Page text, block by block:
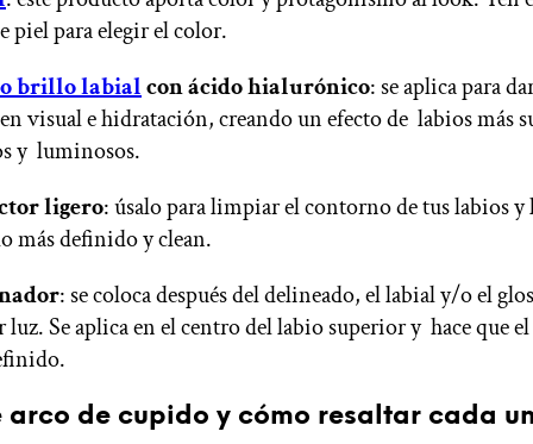
piel para elegir el color.
o brillo labialcon ácido hialurónico: se aplica para
visual e hidratación, creando un efecto de labios más
y luminosos.
ligero: úsalo para limpiar el contorno de tus labios
más definido y clean.
: se coloca después del delineado, el labial y/o el
luz. Se aplica en el centro del labio superior y hace que el
arco de cupido y cómo resaltar cada